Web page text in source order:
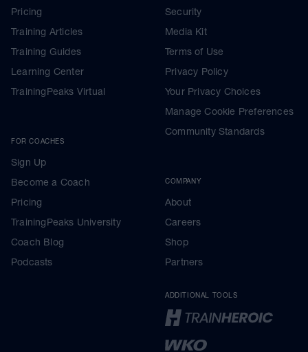
Pricing
Training Articles
Training Guides
Learning Center
TrainingPeaks Virtual
FOR COACHES
Sign Up
Become a Coach
Pricing
TrainingPeaks University
Coach Blog
Podcasts
Security
Media Kit
Terms of Use
Privacy Policy
Your Privacy Choices
Manage Cookie Preferences
Community Standards
COMPANY
About
Careers
Shop
Partners
ADDITIONAL TOOLS